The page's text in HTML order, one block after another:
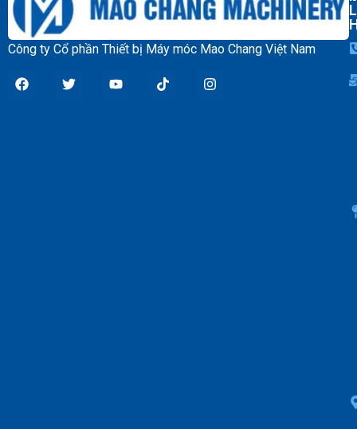
Sàng xoắn ốc
Công ty Cổ phần Thiết bị Máy móc Mao Chang Việt Nam